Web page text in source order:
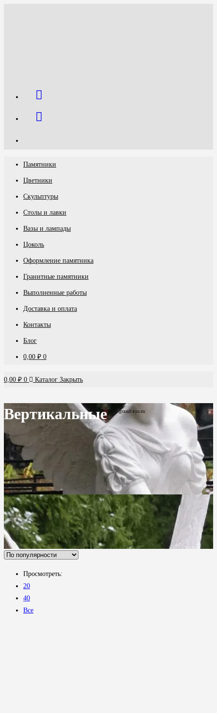
Памятники
Цветники
Скульптуры
Столы и лавки
Вазы и лампады
Цоколь
Оформление памятника
Гранитные памятники
Выполненные работы
Доставка и оплата
Контакты
Блог
0,00 ₽ 0
0,00 ₽ 0 Каталог Закрыть
Вертикальные
Просмотреть:
20
40
Все